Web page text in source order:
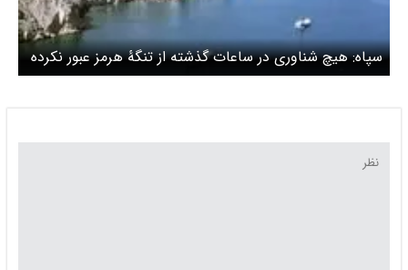
سپاه: هیچ شناوری در ساعات گذشته از تنگۀ هرمز عبور نکرده